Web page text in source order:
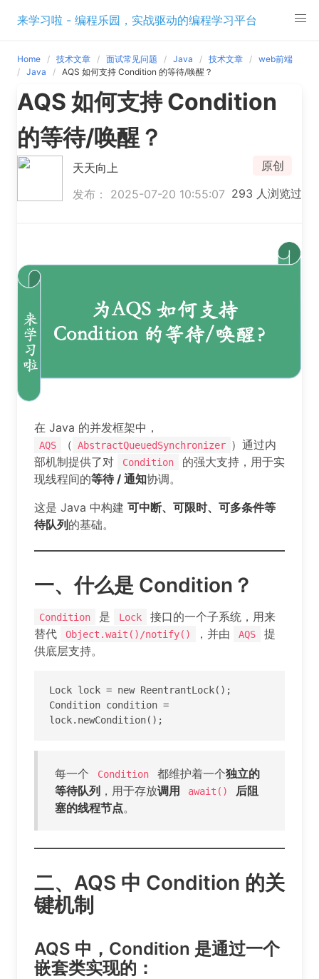
来学习啦 - 编程乐园，实战驱动的编程学习平台
Home 技术文章 面试常见问题 Java 技术文章
web前端
Java
AQS 如何支持 Condition 的等待/唤醒？
AQS 如何支持 Condition
的等待/唤醒？
天天向上
发布： 2025-07-20 10:55:07
原创
293 人浏览过
在 Java 的并发框架中，
AQS （ AbstractQueuedSynchronizer ）通过内
部机制提供了对
Condition
的强大支持，用于实
现线程间的等待 / 通知协调。
这是 Java 中构建 可中断、可限时、可多条件等
待队列的基础。
一、什么是 Condition？
Condition 是 Lock
接口的一个子系统，用来
替代
Object.wait()/notify() ，并由 AQS
提
供底层支持。
Lock lock = new ReentrantLock();
Condition condition =
lock.newCondition();
每一个 Condition 都维护着一个独立的
等待队列 ，用于存放调用 await()
后阻
塞的线程节点。
二、AQS 中 Condition 的关
键机制
AQS 中，Condition 是通过一个
嵌套类实现的：